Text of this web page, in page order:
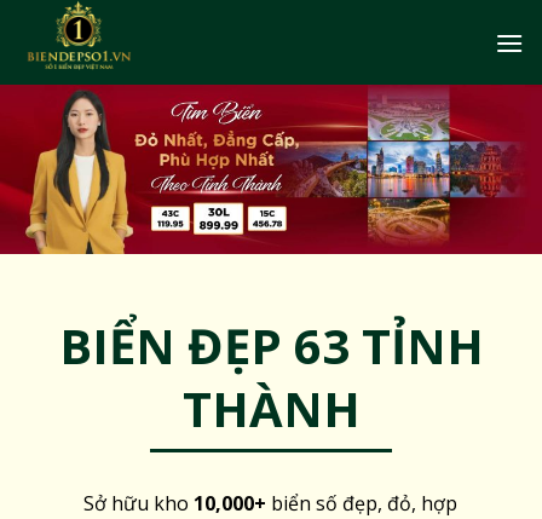
BIỂN ĐẸP 63 TỈNH
THÀNH
Sở hữu kho 10,000+ biển số đẹp, đỏ, hợp